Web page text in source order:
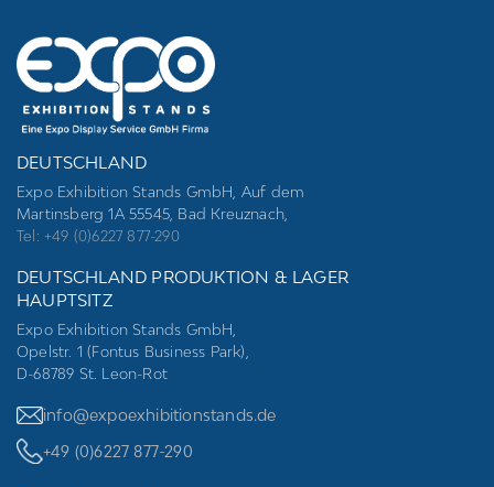
DEUTSCHLAND
Expo Exhibition Stands GmbH, Auf dem
Martinsberg 1A 55545, Bad Kreuznach,
Tel: +49 (0)6227 877-290
DEUTSCHLAND PRODUKTION & LAGER
HAUPTSITZ
Expo Exhibition Stands GmbH,
Opelstr. 1 (Fontus Business Park),
D-68789 St. Leon-Rot
info@expoexhibitionstands.de
+49 (0)6227 877-290